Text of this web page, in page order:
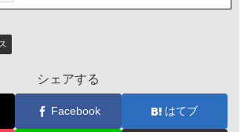
シェアする
Facebook はてブ